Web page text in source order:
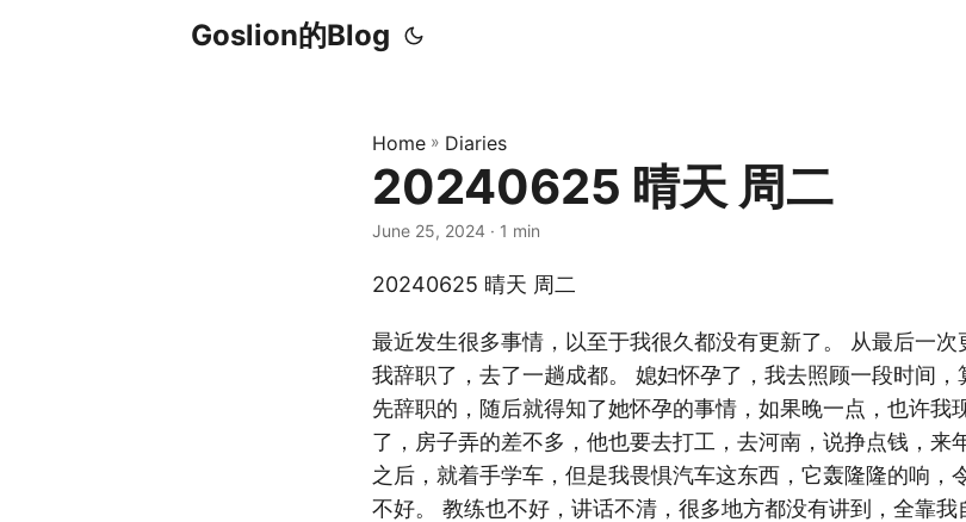
Goslion的Blog
Home » Diaries
20240625 晴天 周二
June 25, 2024 · 1 min
20240625 晴天 周二
最近发生很多事情，以至于我很久都没有更新了。 从最后一次
我辞职了，去了一趟成都。 媳妇怀孕了，我去照顾一段时间
先辞职的，随后就得知了她怀孕的事情，如果晚一点，也许我
了，房子弄的差不多，他也要去打工，去河南，说挣点钱，来
之后，就着手学车，但是我畏惧汽车这东西，它轰隆隆的响，
不好。 教练也不好，讲话不清，很多地方都没有讲到，全靠